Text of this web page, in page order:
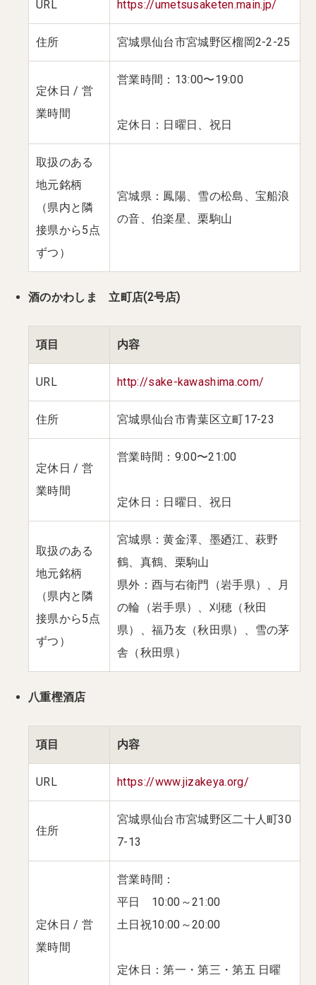
URL https://umetsusaketen.main.jp/
住所 宮城県仙台市宮城野区榴岡2-2-25
定休日 / 営
業時間
営業時間：13:00〜19:00
定休日：日曜日、祝日
取扱のある
地元銘柄
（県内と隣
接県から5点
ずつ）
宮城県：鳳陽、雪の松島、宝船浪
の音、伯楽星、栗駒山
酒のかわしま 立町店(2号店)
項目 内容
URL http://sake-kawashima.com/
住所 宮城県仙台市青葉区立町17-23
定休日 / 営
業時間
営業時間：9:00〜21:00
定休日：日曜日、祝日
取扱のある
地元銘柄
（県内と隣
接県から5点
ずつ）
宮城県：黄金澤、墨廼江、萩野
鶴、真鶴、栗駒山
県外：酉与右衛門（岩手県）、月
の輪（岩手県）、刈穂（秋田
県）、福乃友（秋田県）、雪の茅
舎（秋田県）
八重樫酒店
項目 内容
URL https://www.jizakeya.org/
住所
宮城県仙台市宮城野区二十人町30
7-13
定休日 / 営
業時間
営業時間：
平日 10:00～21:00
土日祝10:00～20:00
定休日：第一・第三・第五 日曜